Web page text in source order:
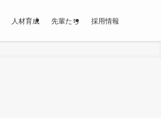
人材育成 先輩たち 採用情報